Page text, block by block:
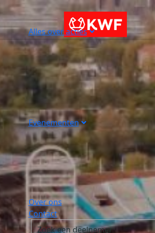
Alles over acties
Evenementen
Over ons
Contact